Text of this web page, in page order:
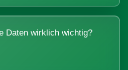
Daten wirklich wichtig?